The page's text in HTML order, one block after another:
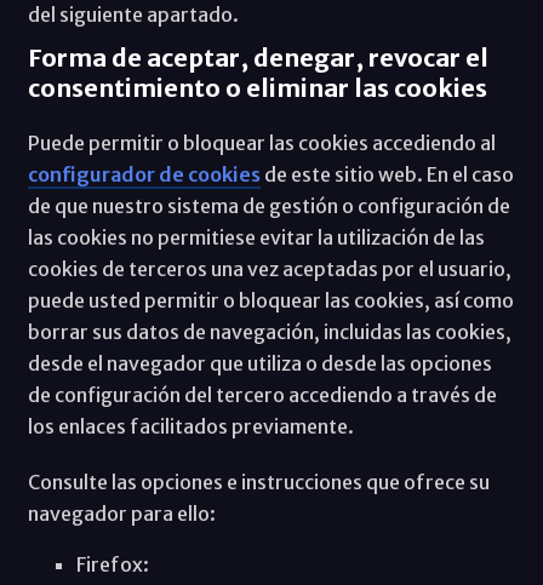
del siguiente apartado.
Forma de aceptar, denegar, revocar el
consentimiento o eliminar las cookies
Puede permitir o bloquear las cookies accediendo al
configurador de cookiesde este sitio web. En el caso
de que nuestro sistema de gestión o configuración de
las cookies no permitiese evitar la utilización de las
cookies de terceros una vez aceptadas por el usuario,
puede usted permitir o bloquear las cookies, así como
borrar sus datos de navegación, incluidas las cookies,
desde el navegador que utiliza o desde las opciones
de configuración del tercero accediendo a través de
los enlaces facilitados previamente.
Consulte las opciones e instrucciones que ofrece su
navegador para ello:
Firefox: